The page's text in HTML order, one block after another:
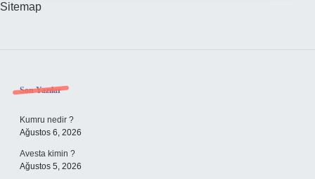
Sitemap
Sidebar
Son Yazılar
Kumru nedir ?
Ağustos 6, 2026
Avesta kimin ?
Ağustos 5, 2026